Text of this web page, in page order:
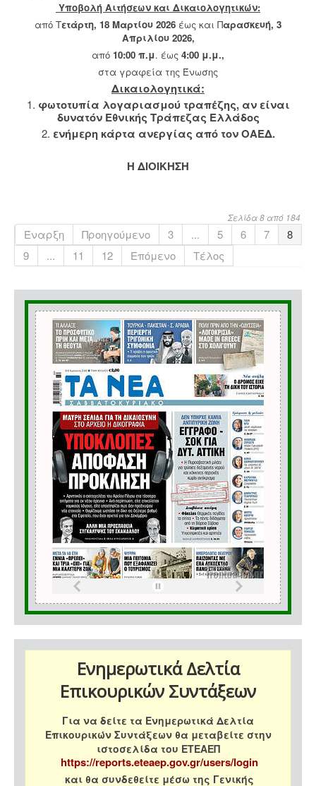
Υποβολή Aιτήσεων και Δικαιολογητικών:
από Τετάρτη, 18 Μαρτίου 2026 έως και Παρασκευή, 3
Απριλίου 2026,
από 10:00 π.μ. έως 4:00 μ.μ.,
στα γραφεία της Ένωσης
Δικαιολογητικά:
1. φωτοτυπία λογαριασμού τραπέζης, αν είναι
δυνατόν Εθνικής Τράπεζας Ελλάδος
2. ενήμερη κάρτα ανεργίας από τον ΟΑΕΔ.
Η ΔΙΟΙΚΗΣΗ
Σελίδα 8 από 184
Έναρξη Προηγούμενο 3 ... 5 6 7
8
9
... 11 12 Επόμενο Τέλος
Ενημερωτικά Δελτία
Επικουρικών Συντάξεων
Για να δείτε τα Ενημερωτικά Δελτία
Επικουρικών Συντάξεων θα μεταβείτε στην
ιστοσελίδα του ΕΤΕΑΕΠ
https://reports.eteaep.gov.gr/users/login
και θα συνδεθείτε μέσω της Γενικής